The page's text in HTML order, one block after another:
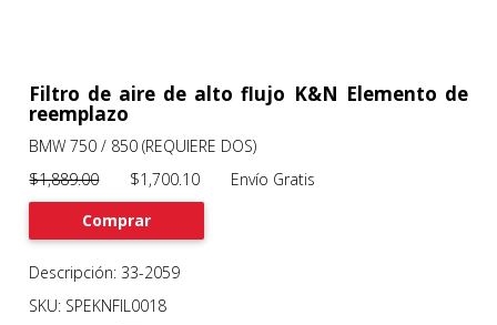
Previous
Filtro de aire de alto flujo K&N Elemento de
reemplazo
BMW 750 / 850 (REQUIERE DOS)
$1,889.00$1,700.10 Envío Gratis
Comprar
Descripción: 33-2059
SKU: SPEKNFIL0018